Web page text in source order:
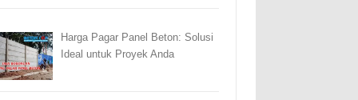
Harga Pagar Panel Beton: Solusi
Ideal untuk Proyek Anda